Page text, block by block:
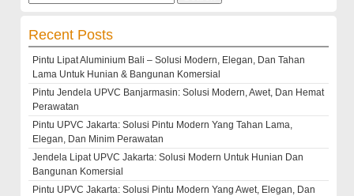
for:
Recent Posts
Pintu Lipat Aluminium Bali – Solusi Modern, Elegan, Dan Tahan
Lama Untuk Hunian & Bangunan Komersial
Pintu Jendela UPVC Banjarmasin: Solusi Modern, Awet, Dan Hemat
Perawatan
Pintu UPVC Jakarta: Solusi Pintu Modern Yang Tahan Lama,
Elegan, Dan Minim Perawatan
Jendela Lipat UPVC Jakarta: Solusi Modern Untuk Hunian Dan
Bangunan Komersial
Pintu UPVC Jakarta: Solusi Pintu Modern Yang Awet, Elegan, Dan